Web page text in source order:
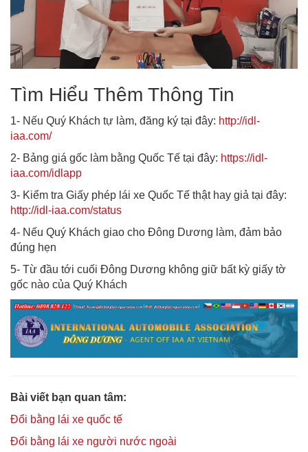
Tìm Hiểu Thêm Thông Tin
1- Nếu Quý Khách tự làm, đăng ký tại đây: http://idl-
iaa.com/
2- Bảng giá gốc làm bằng Quốc Tế tại đây: https://idl-
iaa.com/idlapp
3- Kiểm tra Giấy phép lái xe Quốc Tế thật hay giả tại đây:
http://idl-iaa.com/status
4- Nếu Quý Khách giao cho Đông Dương làm, đảm bảo
đúng hẹn
5- Từ đầu tới cuối Đông Dương không giữ bất kỳ giấy tờ
gốc nào của Quý Khách
Bài viết bạn quan tâm:
Đổi bằng lái xe quốc tế
Đổi bằng lái xe người nước ngoài